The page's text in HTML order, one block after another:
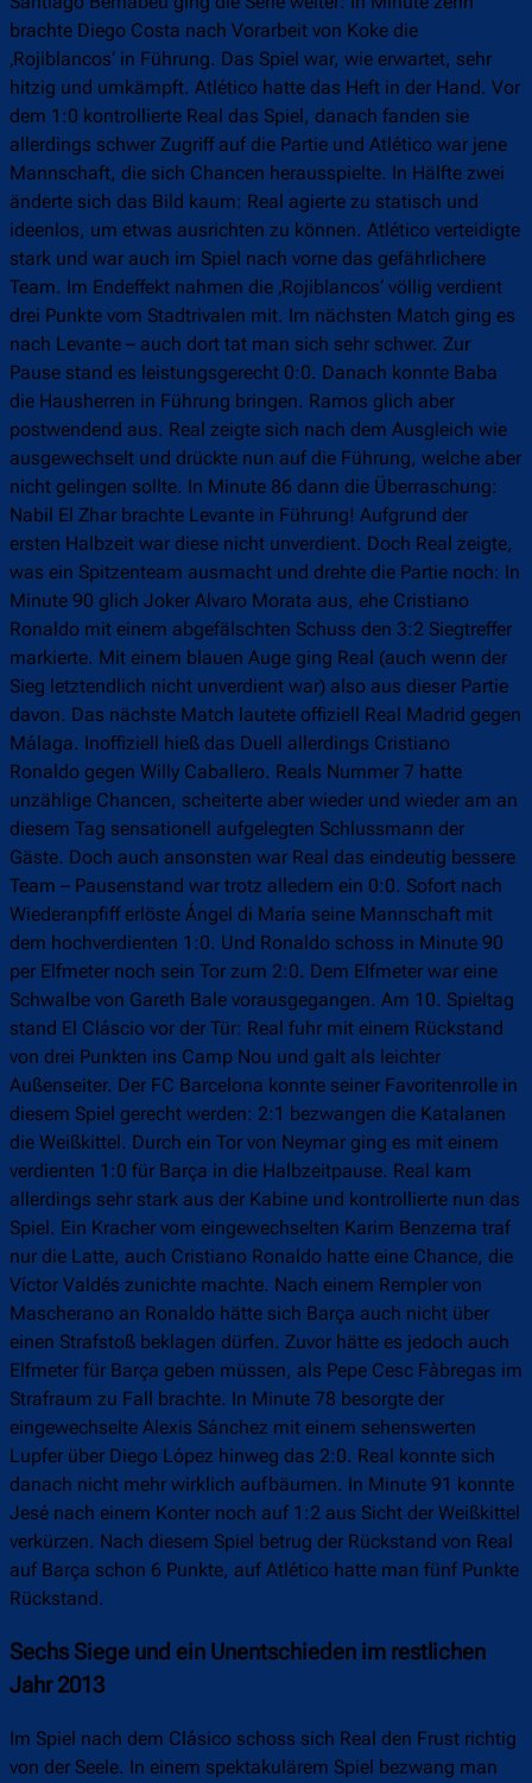
brachte Diego Costa nach Vorarbeit von Koke die
‚Rojiblancos‘ in Führung. Das Spiel war, wie erwartet, sehr
hitzig und umkämpft. Atlético hatte das Heft in der Hand. Vor
dem 1:0 kontrollierte Real das Spiel, danach fanden sie
allerdings schwer Zugriff auf die Partie und Atlético war jene
Mannschaft, die sich Chancen herausspielte. In Hälfte zwei
änderte sich das Bild kaum: Real agierte zu statisch und
ideenlos, um etwas ausrichten zu können. Atlético verteidigte
stark und war auch im Spiel nach vorne das gefährlichere
Team. Im Endeffekt nahmen die ‚Rojiblancos‘ völlig verdient
drei Punkte vom Stadtrivalen mit. Im nächsten Match ging es
nach Levante – auch dort tat man sich sehr schwer. Zur
Pause stand es leistungsgerecht 0:0. Danach konnte Baba
die Hausherren in Führung bringen. Ramos glich aber
postwendend aus. Real zeigte sich nach dem Ausgleich wie
ausgewechselt und drückte nun auf die Führung, welche aber
nicht gelingen sollte. In Minute 86 dann die Überraschung:
Nabil El Zhar brachte Levante in Führung! Aufgrund der
ersten Halbzeit war diese nicht unverdient. Doch Real zeigte,
was ein Spitzenteam ausmacht und drehte die Partie noch: In
Minute 90 glich Joker Alvaro Morata aus, ehe Cristiano
Ronaldo mit einem abgefälschten Schuss den 3:2 Siegtreffer
markierte. Mit einem blauen Auge ging Real (auch wenn der
Sieg letztendlich nicht unverdient war) also aus dieser Partie
davon. Das nächste Match lautete offiziell Real Madrid gegen
Málaga. Inoffiziell hieß das Duell allerdings Cristiano
Ronaldo gegen Willy Caballero. Reals Nummer 7 hatte
unzählige Chancen, scheiterte aber wieder und wieder am an
diesem Tag sensationell aufgelegten Schlussmann der
Gäste. Doch auch ansonsten war Real das eindeutig bessere
Team – Pausenstand war trotz alledem ein 0:0. Sofort nach
Wiederanpfiff erlöste Ángel di María seine Mannschaft mit
dem hochverdienten 1:0. Und Ronaldo schoss in Minute 90
per Elfmeter noch sein Tor zum 2:0. Dem Elfmeter war eine
Schwalbe von Gareth Bale vorausgegangen. Am 10. Spieltag
stand El Cláscio vor der Tür: Real fuhr mit einem Rückstand
von drei Punkten ins Camp Nou und galt als leichter
Außenseiter. Der FC Barcelona konnte seiner Favoritenrolle in
diesem Spiel gerecht werden: 2:1 bezwangen die Katalanen
die Weißkittel. Durch ein Tor von Neymar ging es mit einem
verdienten 1:0 für Barça in die Halbzeitpause. Real kam
allerdings sehr stark aus der Kabine und kontrollierte nun das
Spiel. Ein Kracher vom eingewechselten Karim Benzema traf
nur die Latte, auch Cristiano Ronaldo hatte eine Chance, die
Víctor Valdés zunichte machte. Nach einem Rempler von
Mascherano an Ronaldo hätte sich Barça auch nicht über
einen Strafstoß beklagen dürfen. Zuvor hätte es jedoch auch
Elfmeter für Barça geben müssen, als Pepe Cesc Fàbregas im
Strafraum zu Fall brachte. In Minute 78 besorgte der
eingewechselte Alexis Sánchez mit einem sehenswerten
Lupfer über Diego López hinweg das 2:0. Real konnte sich
danach nicht mehr wirklich aufbäumen. In Minute 91 konnte
Jesé nach einem Konter noch auf 1:2 aus Sicht der Weißkittel
verkürzen. Nach diesem Spiel betrug der Rückstand von Real
auf Barça schon 6 Punkte, auf Atlético hatte man fünf Punkte
Rückstand.
Sechs Siege und ein Unentschieden im restlichen
Jahr 2013
Im Spiel nach dem Clásico schoss sich Real den Frust richtig
von der Seele. In einem spektakulärem Spiel bezwang man